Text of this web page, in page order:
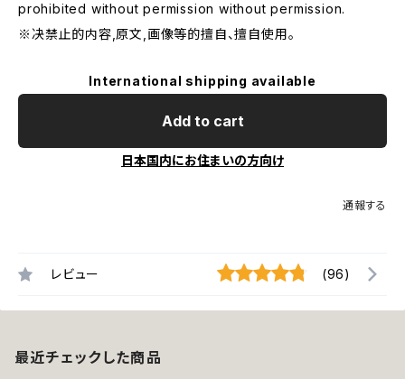
prohibited without permission without permission.
※决禁止的内容,原文,画像等的擅自、擅自使用。
International shipping available
Add to cart
日本国内にお住まいの方向け
通報する
レビュー (96)
最近チェックした商品